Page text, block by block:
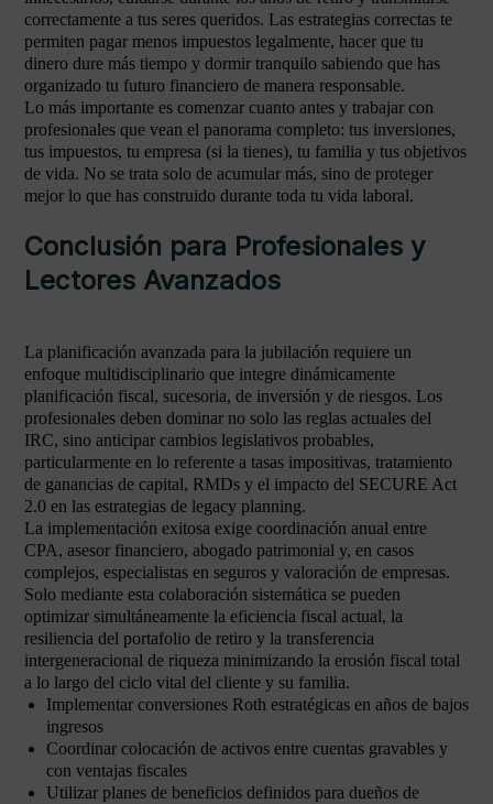
correctamente a tus seres queridos. Las estrategias correctas te
permiten pagar menos impuestos legalmente, hacer que tu
dinero dure más tiempo y dormir tranquilo sabiendo que has
organizado tu futuro financiero de manera responsable.
Lo más importante es comenzar cuanto antes y trabajar con
profesionales que vean el panorama completo: tus inversiones,
tus impuestos, tu empresa (si la tienes), tu familia y tus objetivos
de vida. No se trata solo de acumular más, sino de proteger
mejor lo que has construido durante toda tu vida laboral.
Conclusión para Profesionales y
Lectores Avanzados
La planificación avanzada para la jubilación requiere un
enfoque multidisciplinario que integre dinámicamente
planificación fiscal, sucesoria, de inversión y de riesgos. Los
profesionales deben dominar no solo las reglas actuales del
IRC, sino anticipar cambios legislativos probables,
particularmente en lo referente a tasas impositivas, tratamiento
de ganancias de capital, RMDs y el impacto del SECURE Act
2.0 en las estrategias de legacy planning.
La implementación exitosa exige coordinación anual entre
CPA, asesor financiero, abogado patrimonial y, en casos
complejos, especialistas en seguros y valoración de empresas.
Solo mediante esta colaboración sistemática se pueden
optimizar simultáneamente la eficiencia fiscal actual, la
resiliencia del portafolio de retiro y la transferencia
intergeneracional de riqueza minimizando la erosión fiscal total
a lo largo del ciclo vital del cliente y su familia.
Implementar conversiones Roth estratégicas en años de bajos
ingresos
Coordinar colocación de activos entre cuentas gravables y
con ventajas fiscales
Utilizar planes de beneficios definidos para dueños de